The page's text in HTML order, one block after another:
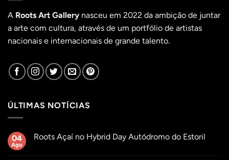
A Roots Art Gallery nasceu em 2022 da ambição de juntar
a arte com cultura, através de um portfólio de artistas
nacionais e internacionais de grande talento.
ÚLTIMAS NOTÍCIAS
04
Ago
Roots Açaí no Hybrid Day Autódromo do Estoril